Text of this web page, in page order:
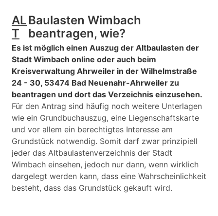
AL
T
Baulasten Wimbach
beantragen, wie?
Es ist möglich einen Auszug der Altbaulasten der
Stadt Wimbach online oder auch beim
Kreisverwaltung Ahrweiler in der Wilhelmstraße
24 - 30, 53474 Bad Neuenahr-Ahrweiler zu
beantragen und dort das Verzeichnis einzusehen.
Für den Antrag sind häufig noch weitere Unterlagen
wie ein Grundbuchauszug, eine Liegenschaftskarte
und vor allem ein berechtigtes Interesse am
Grundstück notwendig. Somit darf zwar prinzipiell
jeder das Altbaulastenverzeichnis der Stadt
Wimbach einsehen, jedoch nur dann, wenn wirklich
dargelegt werden kann, dass eine Wahrscheinlichkeit
besteht, dass das Grundstück gekauft wird.